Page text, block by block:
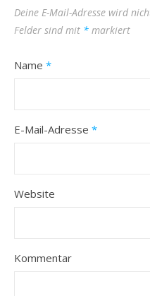
Deine E-Mail-Adresse wird
Felder sind mit * markiert
Name *
E-Mail-Adresse *
Website
Kommentar